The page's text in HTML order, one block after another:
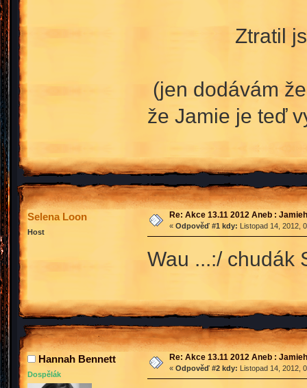
Ztratil
(jen dodávám
že Jamie je teď
Selena Loon
Host
Re: Akce 13.11 2012 Aneb :
« Odpověď #1 kdy: Listopad 14, 2012,
Wau ...:/ chudák
Hannah Bennett
Dospělák
Re: Akce 13.11 2012 Aneb :
« Odpověď #2 kdy: Listopad 14, 2012,